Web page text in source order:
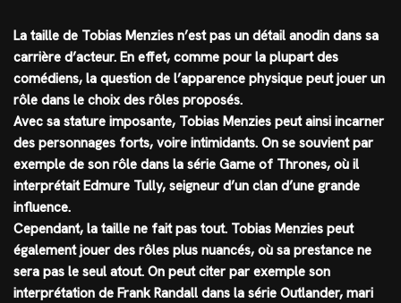
La taille de Tobias Menzies n’est pas un détail anodin dans sa
carrière d’acteur. En effet, comme pour la plupart des
comédiens, la question de l’apparence physique peut jouer un
rôle dans le choix des rôles proposés.
Avec sa stature imposante, Tobias Menzies peut ainsi incarner
des personnages forts, voire intimidants. On se souvient par
exemple de son rôle dans la série Game of Thrones, où il
interprétait Edmure Tully, seigneur d’un clan d’une grande
influence.
Cependant, la taille ne fait pas tout. Tobias Menzies peut
également jouer des rôles plus nuancés, où sa prestance ne
sera pas le seul atout. On peut citer par exemple son
interprétation de Frank Randall dans la série Outlander, mari